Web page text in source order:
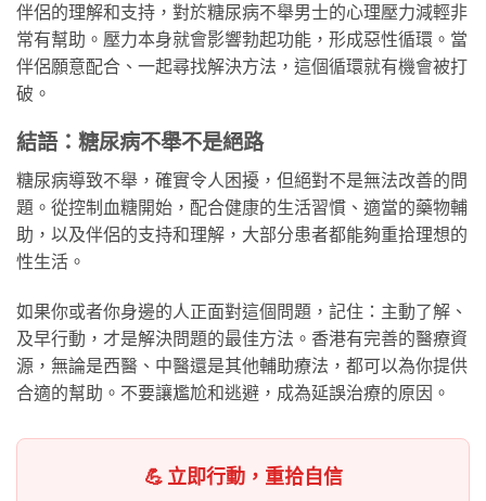
伴侶的理解和支持，對於糖尿病不舉男士的心理壓力減輕非
常有幫助。壓力本身就會影響勃起功能，形成惡性循環。當
伴侶願意配合、一起尋找解決方法，這個循環就有機會被打
破。
結語：糖尿病不舉不是絕路
糖尿病導致不舉，確實令人困擾，但絕對不是無法改善的問
題。從控制血糖開始，配合健康的生活習慣、適當的藥物輔
助，以及伴侶的支持和理解，大部分患者都能夠重拾理想的
性生活。
如果你或者你身邊的人正面對這個問題，記住：主動了解、
及早行動，才是解決問題的最佳方法。香港有完善的醫療資
源，無論是西醫、中醫還是其他輔助療法，都可以為你提供
合適的幫助。不要讓尷尬和逃避，成為延誤治療的原因。
💪 立即行動，重拾自信